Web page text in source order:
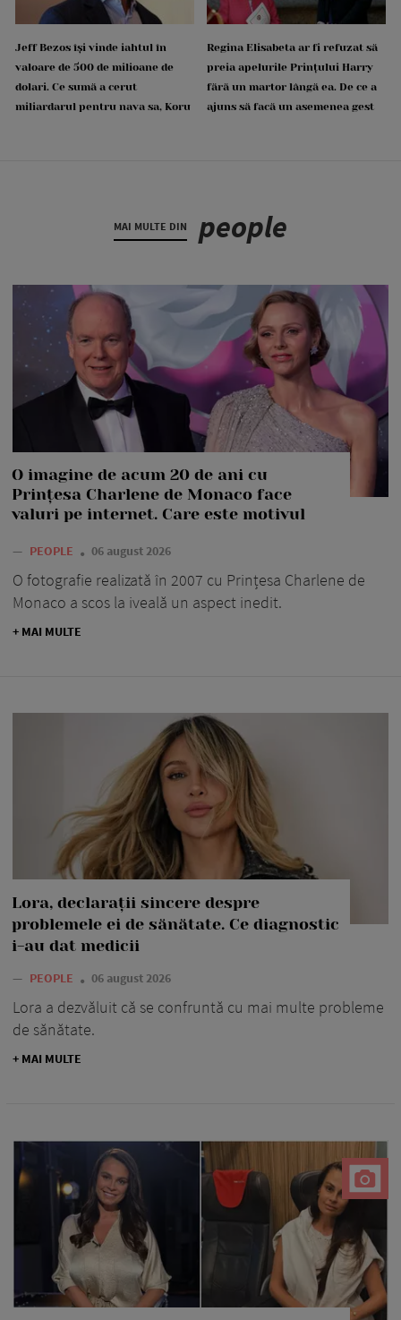
Jeff Bezos își vinde iahtul în
valoare de 500 de milioane de
dolari. Ce sumă a cerut
miliardarul pentru nava sa, Koru
Regina Elisabeta ar fi refuzat să
preia apelurile Prințului Harry
fără un martor lângă ea. De ce a
ajuns să facă un asemenea gest
MAI MULTE DIN people
O imagine de acum 20 de ani cu
Prințesa Charlene de Monaco face
valuri pe internet. Care este motivul
— PEOPLE 06 august 2026
O fotografie realizată în 2007 cu Prințesa Charlene de
Monaco a scos la iveală un aspect inedit.
+ MAI MULTE
Lora, declarații sincere despre
problemele ei de sănătate. Ce diagnostic
i-au dat medicii
— PEOPLE 06 august 2026
Lora a dezvăluit că se confruntă cu mai multe probleme
de sănătate.
+ MAI MULTE